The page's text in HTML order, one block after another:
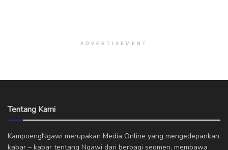
ADVERTISEMENT
Tentang Kami
KampoengNgawi merupakan Media Online yang mengedepankan
kabar – kabar tentang Ngawi dari berbagi segmen, membawa